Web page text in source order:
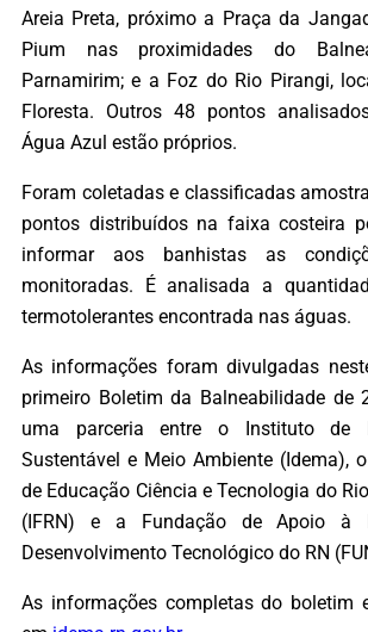
Areia Preta, próximo a Praça da
Pium nas proximidades do
Parnamirim; e a Foz do Rio Pirangi,
Floresta. Outros 48 pontos
Água Azul estão próprios.
Foram coletadas e classificadas
pontos distribuídos na faixa costeira
informar aos banhistas as
monitoradas. É analisada a
termotolerantes encontrada nas águas.
As informações foram divulgadas
primeiro Boletim da Balneabilidade de
uma parceria entre o Instituto de
Sustentável e Meio Ambiente (Idema),
de Educação Ciência e Tecnologia do
(IFRN) e a Fundação de Apoio à
Desenvolvimento Tecnológico do RN
As informações completas do boletim